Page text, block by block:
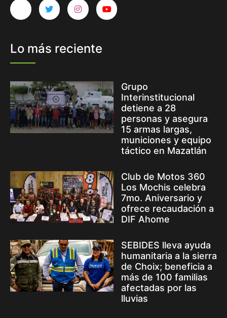
Lo más reciente
Grupo
Interinstitucional
detiene a 28
personas y asegura
15 armas largas,
municiones y equipo
táctico en Mazatlán
Club de Motos 360
Los Mochis celebra
7mo. Aniversario y
ofrece recaudación a
DIF Ahome
SEBIDES lleva ayuda
humanitaria a la sierra
de Choix; beneficia a
más de 100 familias
afectadas por las
lluvias